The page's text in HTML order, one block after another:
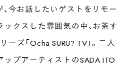
、今お話したいゲストをリモー
ックスした雰囲気の中、お茶す
ズ「Ocha SURU? TV」。二人
ップアーティストのSADA ITO